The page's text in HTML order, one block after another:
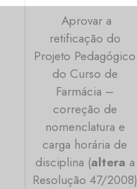
Aprovar a
retificação do
Projeto Pedagógico
do Curso de
Farmácia –
correção de
nomenclatura e
carga horária de
disciplina (altera a
Resolução 47/2008)